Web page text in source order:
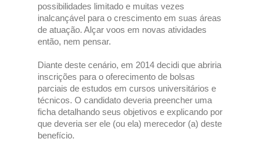
possibilidades limitado e muitas vezes
inalcançável para o crescimento em suas áreas
de atuação. Alçar voos em novas atividades
então, nem pensar.
Diante deste cenário, em 2014 decidi que abriria
inscrições para o oferecimento de bolsas
parciais de estudos em cursos universitários e
técnicos. O candidato deveria preencher uma
ficha detalhando seus objetivos e explicando por
que deveria ser ele (ou ela) merecedor (a) deste
benefício.